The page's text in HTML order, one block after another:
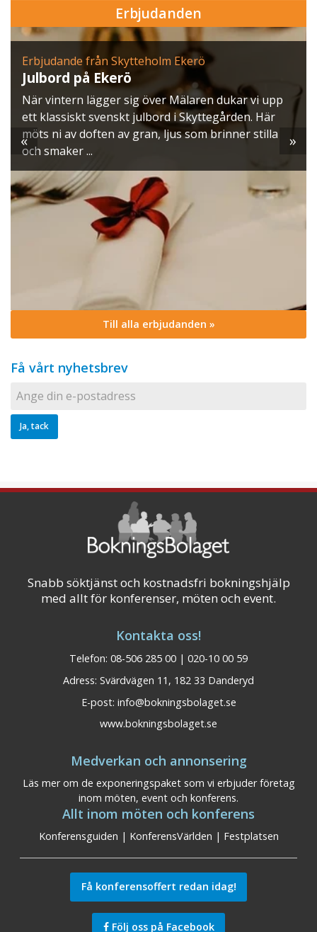
Erbjudanden
Erbjudande från Skytteholm Ekerö
Julbord på Ekerö
När vintern lägger sig över Mälaren dukar vi upp
ett klassiskt svenskt julbord i Skyttegården. Här
möts ni av doften av gran, ljus som brinner stilla
och smaker ...
« »
Till alla erbjudanden »
Få vårt nyhetsbrev
Snabb söktjänst och kostnadsfri bokningshjälp
med allt för konferenser, möten och event.
Kontakta oss!
Telefon: 08-506 285 00 | 020-10 00 59
Adress: Svärdvägen 11, 182 33 Danderyd
E-post: info@bokningsbolaget.se
www.bokningsbolaget.se
Medverkan och annonsering
Läs mer om de exponeringspaket som vi erbjuder företag
inom möten, event och konferens.
Allt inom möten och konferens
Konferensguiden | KonferensVärlden | Festplatsen
Få konferensoffert redan idag!
Följ oss på Facebook